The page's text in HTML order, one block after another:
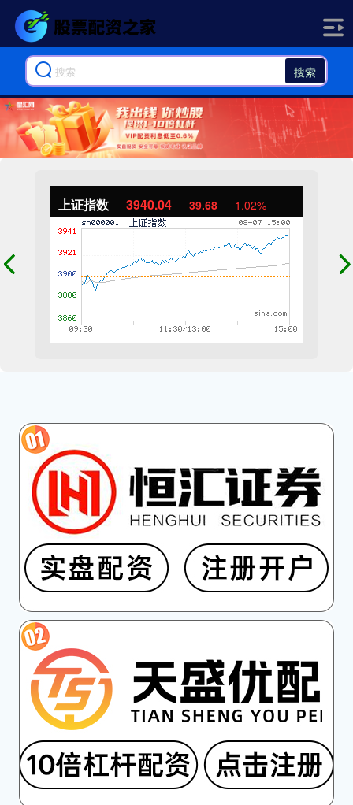
搜索
上证指数 3940.04 39.68 1.02%